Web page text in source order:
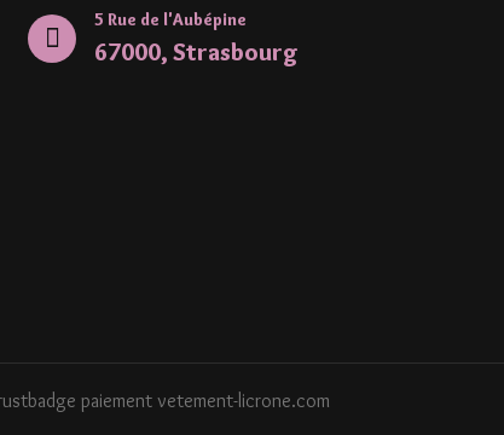
5 Rue de l'Aubépine
67000, Strasbourg